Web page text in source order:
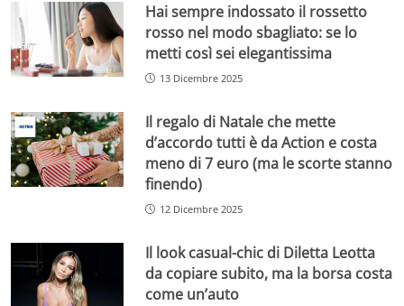
Hai sempre indossato il rossetto
rosso nel modo sbagliato: se lo
metti così sei elegantissima
13 Dicembre 2025
Il regalo di Natale che mette
d’accordo tutti è da Action e costa
meno di 7 euro (ma le scorte stanno
finendo)
12 Dicembre 2025
Il look casual-chic di Diletta Leotta
da copiare subito, ma la borsa costa
come un’auto